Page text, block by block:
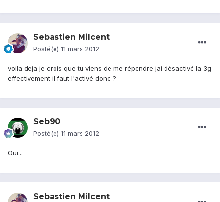
Sebastien Milcent
Posté(e) 11 mars 2012
voila deja je crois que tu viens de me répondre jai désactivé la 3g
effectivement il faut l'activé donc ?
Seb90
Posté(e) 11 mars 2012
Oui...
Sebastien Milcent